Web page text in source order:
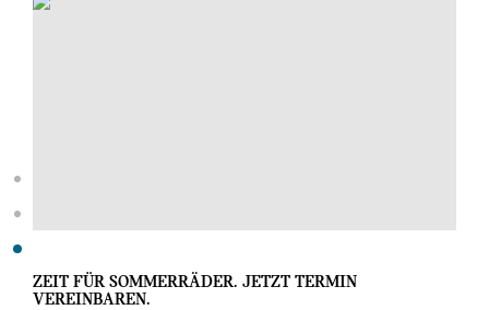
ZEIT FÜR SOMMERRÄDER. JETZT TERMIN
VEREINBAREN.